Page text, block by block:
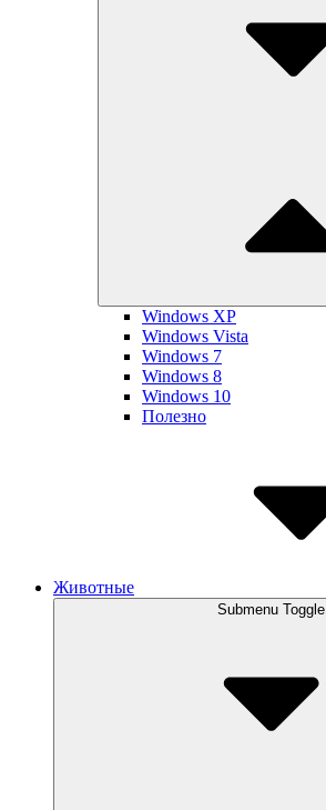
Windows XP
Windows Vista
Windows 7
Windows 8
Windows 10
Полезно
Животные
Submenu Toggle